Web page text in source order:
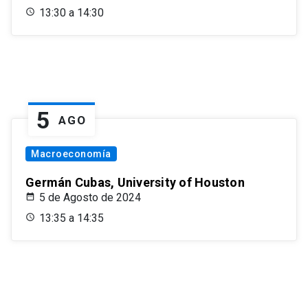
13:30 a 14:30
5 AGO
Macroeconomía
Germán Cubas, University of Houston
5 de Agosto de 2024
13:35 a 14:35